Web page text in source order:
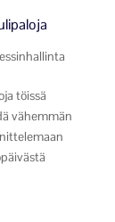
töissä
vähemmän